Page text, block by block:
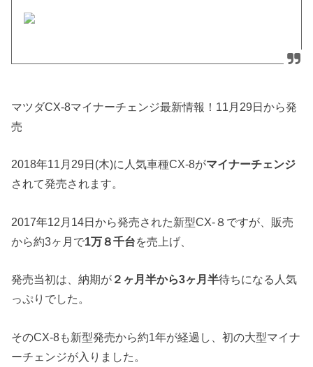
マツダCX-8マイナーチェンジ最新情報！11月29日から発
売
2018年11月29日(木)に人気車種CX-8がマイナーチェンジ
されて発売されます。
2017年12月14日から発売された新型CX-８ですが、販売
から約3ヶ月で1万８千台を売上げ、
発売当初は、納期が ２ヶ月半から3ヶ月半待ちになる人気
っぷりでした。
そのCX-8も新型発売から約1年が経過し、初の大型マイナ
ーチェンジが入りました。